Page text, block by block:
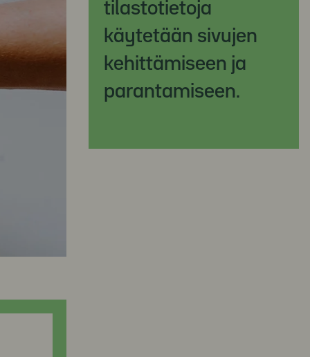
tilastotietoja
käytetään sivujen
kehittämiseen ja
parantamiseen.